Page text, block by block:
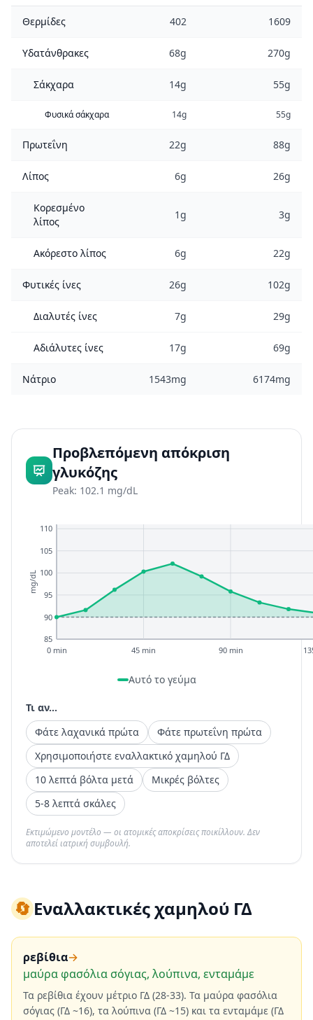
Θερμίδες 402 1609
Υδατάνθρακες 68g 270g
Σάκχαρα 14g 55g
Φυσικά σάκχαρα 14g 55g
Πρωτεΐνη 22g 88g
Λίπος 6g 26g
Κορεσμένο
λίπος
1g 3g
Ακόρεστο λίπος 6g 22g
Φυτικές ίνες 26g 102g
Διαλυτές ίνες 7g 29g
Αδιάλυτες ίνες 17g 69g
Νάτριο 1543mg 6174mg
Προβλεπόμενη απόκριση
γλυκόζης
Peak: 102.1 mg/dL
85
90
95
100
105
110
0 min 45 min 90 min
mg/dL
Αυτό το γεύμα
Τι αν...
Φάτε λαχανικά πρώτα
Φάτε πρωτεΐνη πρώτα
Χρησιμοποιήστε εναλλακτικό χαμηλού ΓΔ
10 λεπτά βόλτα μετά
Μικρές βόλτες
5-8 λεπτά σκάλες
Εκτιμώμενο μοντέλο — οι ατομικές αποκρίσεις ποικίλλουν. Δεν
αποτελεί ιατρική συμβουλή.
🔄Εναλλακτικές χαμηλού ΓΔ
ρεβίθια→
μαύρα φασόλια σόγιας, λούπινα, ενταμάμε
Τα ρεβίθια έχουν μέτριο ΓΔ (28-33). Τα μαύρα φασόλια
σόγιας (ΓΔ ~16), τα λούπινα (ΓΔ ~15) και τα ενταμάμε (ΓΔ